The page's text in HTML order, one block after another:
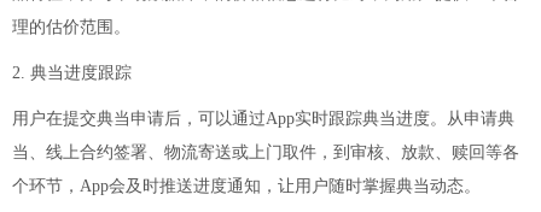
理的估价范围。
2. 典当进度跟踪
用户在提交典当申请后，可以通过App实时跟踪典当进度。从申请典
当、线上合约签署、物流寄送或上门取件，到审核、放款、赎回等各
个环节，App会及时推送进度通知，让用户随时掌握典当动态。